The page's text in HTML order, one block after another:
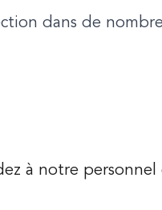
dans de
à notre